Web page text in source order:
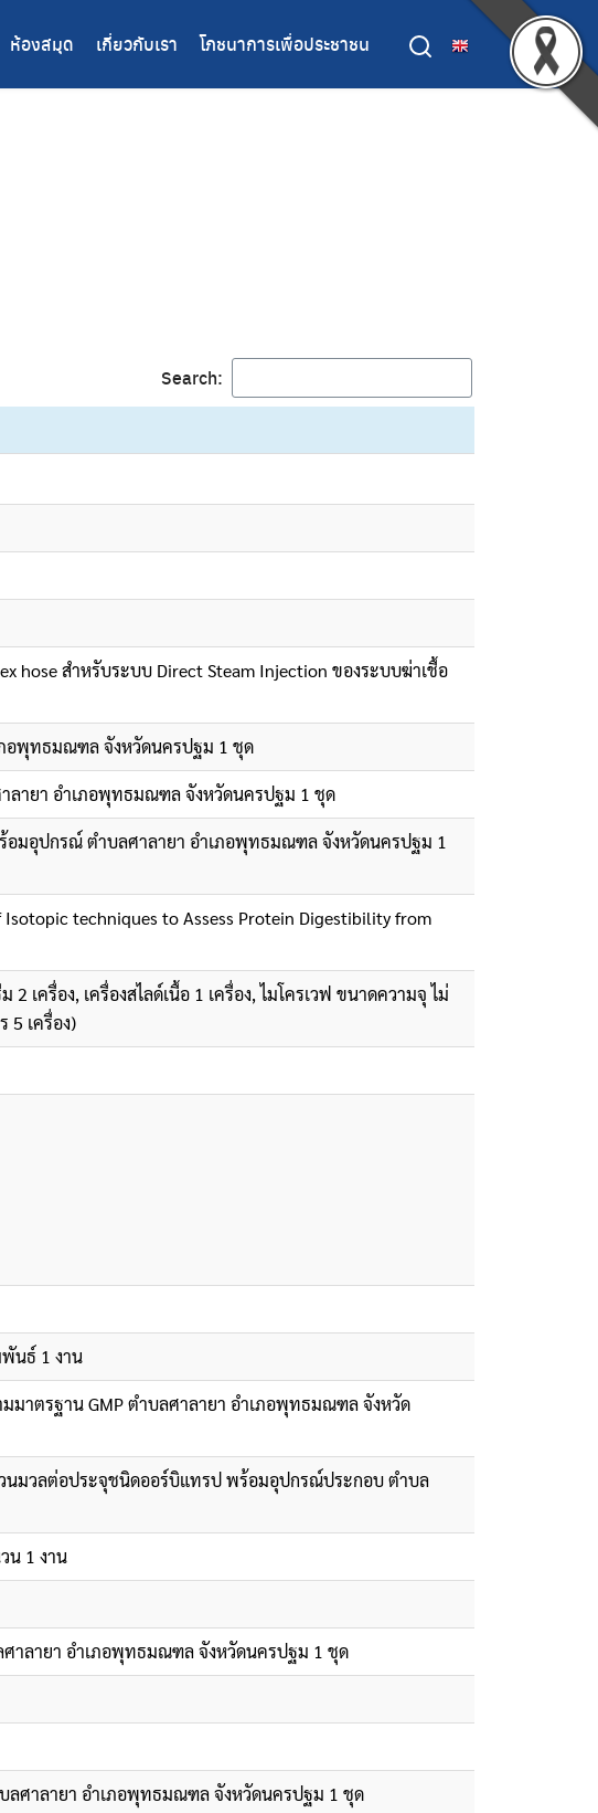
ห้องสมุด เกี่ยวกับเรา โภชนาการเพื่อประชาชน
Search:
hose สำหรับระบบ Direct Steam Injection ของระบบฆ่าเชื้อ
อพุทธมณฑล จังหวัดนครปฐม 1 ชุด
ลายา อำเภอพุทธมณฑล จังหวัดนครปฐม 1 ชุด
อมอุปกรณ์ ตำบลศาลายา อำเภอพุทธมณฑล จังหวัดนครปฐม 1
techniques to Assess Protein Digestibility from
เครื่อง, เครื่องสไลด์เนื้อ 1 เครื่อง, ไมโครเวฟ ขนาดความจุ ไม่
5 เครื่อง)
นธ์ 1 งาน
มาตรฐาน GMP ตำบลศาลายา อำเภอพุทธมณฑล จังหวัด
วนมวลต่อประจุชนิดออร์บิแทรป พร้อมอุปกรณ์ประกอบ ตำบล
น 1 งาน
ศาลายา อำเภอพุทธมณฑล จังหวัดนครปฐม 1 ชุด
ลศาลายา อำเภอพุทธมณฑล จังหวัดนครปฐม 1 ชุด